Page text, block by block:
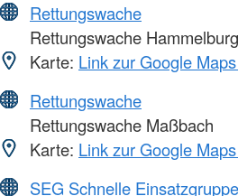
Rettungswache
Rettungswache Hammelburg
Karte: Link zur Google
Rettungswache
Rettungswache Maßbach
Karte: Link zur Google
SEG Schnelle Einsatzgruppe